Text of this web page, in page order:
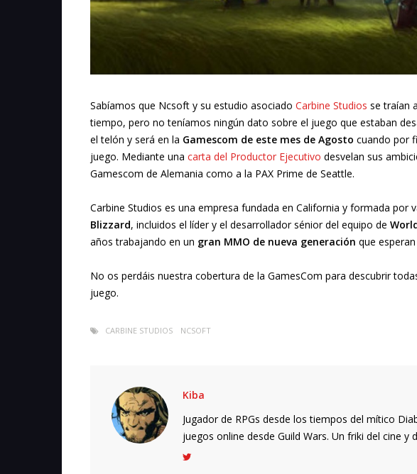
Sabíamos que Ncsoft y su estudio asociado Carbine Studios se traían
tiempo, pero no teníamos ningún dato sobre el juego que estaban
el telón y será en la Gamescom de este mes de Agosto cuando por
juego. Mediante una carta del Productor Ejecutivo desvelan sus
Gamescom de Alemania como a la PAX Prime de Seattle.
Carbine Studios es una empresa fundada en California y formada por
Blizzard, incluidos el líder y el desarrollador sénior del equipo de
años trabajando en un gran MMO de nueva generación que
No os perdáis nuestra cobertura de la GamesCom para descubrir
juego.
CARBINE STUDIOS NCSOFT
Kiba
Jugador de RPGs desde los tiempos del mítico
juegos online desde Guild Wars. Un friki del cine y